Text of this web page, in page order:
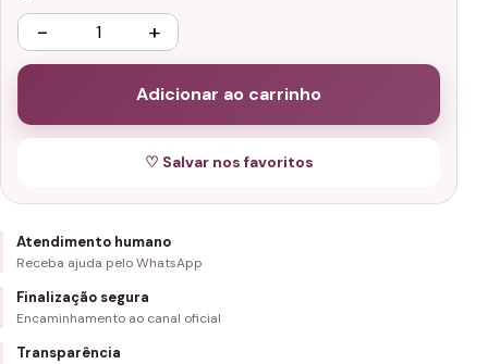
− +
Adicionar ao carrinho
♡ Salvar nos favoritos
Atendimento humano
Receba ajuda pelo WhatsApp
Finalização segura
Encaminhamento ao canal oficial
Transparência